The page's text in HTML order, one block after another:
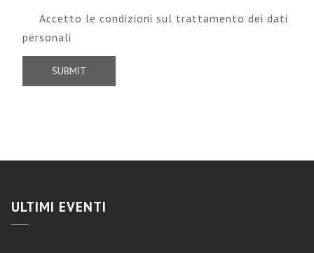
Accetto le condizioni sul trattamento dei dati
personali
ULTIMI EVENTI